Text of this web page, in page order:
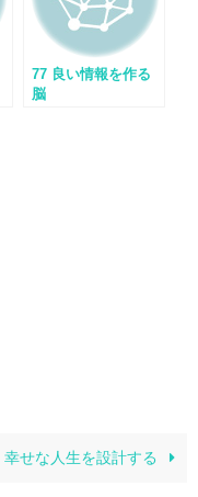
77 良い情報を作る
脳
幸せな人生を設計する